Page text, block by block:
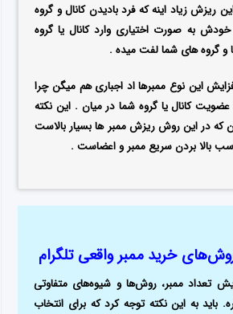
زیاد اینه که فرد بادیدن کانال و گروه
به صورت اختیاری وارد کانال یا گروه
و گروه های شما لفت میده .
این نوع ممبرها اد اجباری هم میگن چرا
عضویت کانال یا گروه شما در میان . این نکته
که در این روش ریزش ممبر ها بسیار بالاست
بالا بردن سریع ممبر و اعضاست .
روش‌هایخرید ممبر واقعی تلگرام
تعداد ممبر، روش‌ها و شیوه‌های متفاوتی
باید به این نکته توجه کرد که برای انتخاب